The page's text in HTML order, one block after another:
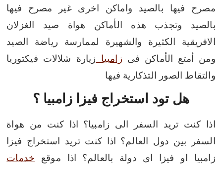
مصرح فيها بالصيد واماكن اخرى غير مصرح فيها
بالصيد وتجذب هذه الأماكن هواة صيد الغزلان
الافريقية الكثيرة والشهيرة لممارسة رياضة الصيد
ومن أمتع الأماكن فى زامبيا زيارة شلالات فيكتوريا
والتقاط الصور التذكارية فيها
هل تود استخراج فيزا زامبيا ؟
اذا كنت تريد السفر الى زامبيا؟
اذا كنت من هواة
السفر بين دول العالم؟
اذا كنت تريد استخراج فيزا
زامبيا او فيزا اى دولة بالعالم؟
اذا موقع خدمات